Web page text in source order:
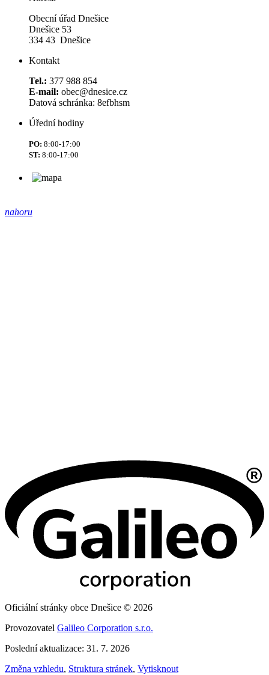
Obecní úřad Dnešice
Dnešice 53
334 43 Dnešice
Kontakt
Tel.: 377 988 854
E-mail: obec@dnesice.cz
Datová schránka: 8efbhsm
Úřední hodiny
PO: 8:00-17:00
ST: 8:00-17:00
nahoru
Oficiální stránky obce Dnešice © 2026
Provozovatel Galileo Corporation s.r.o.
Poslední aktualizace: 31. 7. 2026
Změna vzhledu, Struktura stránek, Vytisknout